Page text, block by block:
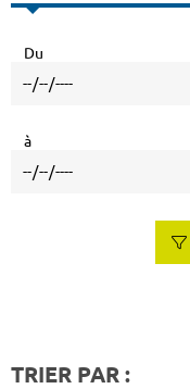
Du
à
TRIER PAR :